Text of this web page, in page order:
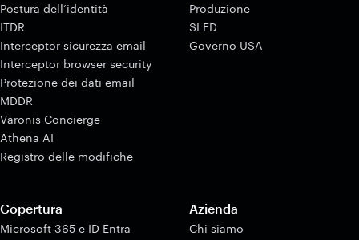
Postura dell’identità
ITDR
Interceptor sicurezza email
Interceptor browser security
Protezione dei dati email
MDDR
Varonis Concierge
Athena AI
Registro delle modifiche
Produzione
SLED
Governo USA
Copertura
Microsoft 365 e ID Entra
Azienda
Chi siamo